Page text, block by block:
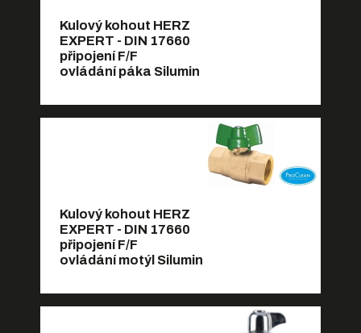
Kulový kohout HERZ
EXPERT - DIN 17660
připojení F/F
ovládání páka Silumin
Kulový kohout HERZ
EXPERT - DIN 17660
připojení F/F
ovládání motýl Silumin